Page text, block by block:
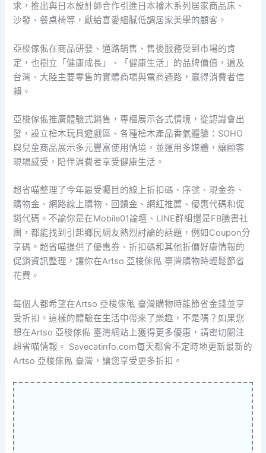
求，推出與日本設計師合作引進日本檜木系列居家商品床、
沙發、餐桌椅等，獻給喜愛細膩低調居家美學的顧客。
亞梭傢俬在商品研發、通路銷售、售後服務受到市場的肯
定，也樹立「健康成長」、「健康生活」的品牌價值，遍及
台灣、大陸主要零售的實體商場與電商通路，贏得消費者信
賴。
亞梭傢俬推廣體驗式銷售，專櫃展示各式情境，從認識會出
發，設立檜木玩具遊戲區、各種檜木產品香氣體驗：SOHO
與兒童商品展示多元豐富使用情境，並運用多媒體，讓顧客
現場感受，陪伴消費者享受健康生活。
超省喵整理了今年最受矚目的線上折扣碼、序號、現金券、
購物金、網路線上購物、回饋金、網紅推薦、優惠代碼和促
銷代碼。不論你是在Mobile01論壇、LINE群組還是FB臉書社
團，都能找到引起鄉民網友熱烈討論的話題，例如Coupon分
享碼。超省喵提供了優惠券、折扣碼和其他折價好康情報的
促銷資訊整理，讓你在Artso 亞梭傢俬 臺灣購物時輕鬆節省
花費。
每個人都希望在Artso 亞梭傢俬 臺灣購物時能節省金錢並享
受折扣。這樣的體驗在生活中帶來了樂趣，不是嗎？如果您
想在Artso 亞梭傢俬 臺灣網站上獲得更多優惠，請密切關注
超省喵情報。 Savecatinfo.com每天都會不定時地更新最新的
Artso 亞梭傢俬 臺灣，讓您享受更多折扣。